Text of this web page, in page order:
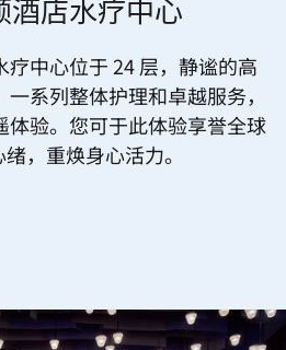
酒店水疗中心
中心位于 24 层，静谧的高
系列整体护理和卓越服务，
体验。您可于此体验享誉全球
，重焕身心活力。